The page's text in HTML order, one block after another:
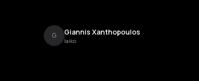
G Giannis Xanthopoulos
laiko